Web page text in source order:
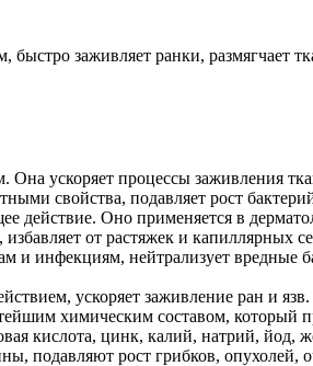
заживляет ранки, размягчает
ускоряет процессы заживления
свойства, подавляет рост
действие. Оно применяется в
от растяжек и капиллярных
и инфекциям, нейтрализует вредные
ускоряет заживление ран и язв.
химическим составом, который
кислота, цинк, калий, натрий,
подавляют рост грибков,